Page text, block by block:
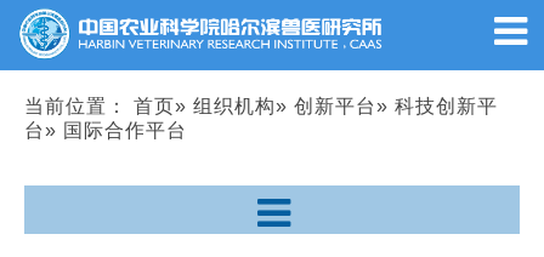
当前位置： 首页» 组织机构» 创新平台» 科技创新平
台» 国际合作平台